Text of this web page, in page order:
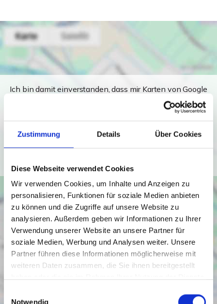
Zustimmung Details Über Cookies
Diese Webseite verwendet Cookies
Wir verwenden Cookies, um Inhalte und Anzeigen zu
personalisieren, Funktionen für soziale Medien anbieten
zu können und die Zugriffe auf unsere Website zu
analysieren. Außerdem geben wir Informationen zu Ihrer
Verwendung unserer Website an unsere Partner für
soziale Medien, Werbung und Analysen weiter. Unsere
Partner führen diese Informationen möglicherweise mit
weiteren Daten zusammen, die Sie ihnen bereitgestellt
Notwendig
Ich bin damit einverstanden, dass mir Karten von Google
angezeigt werden. Es gelten die